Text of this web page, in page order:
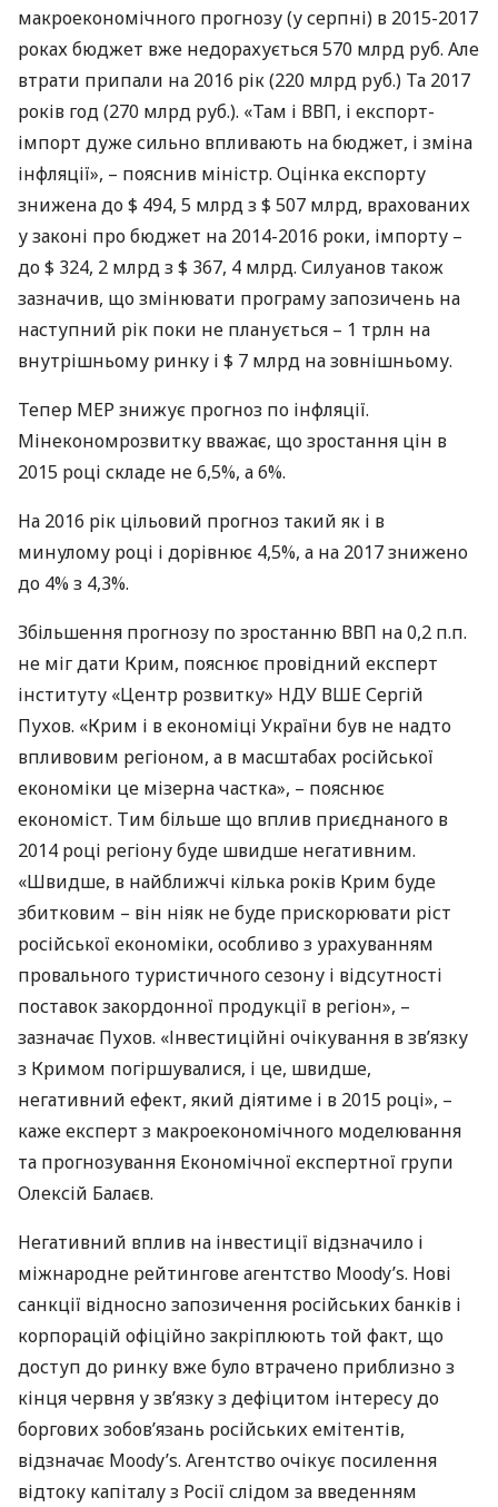
макроекономічного прогнозу (у серпні) в 2015-2017
роках бюджет вже недорахується 570 млрд руб. Але
втрати припали на 2016 рік (220 млрд руб.) Та 2017
років год (270 млрд руб.). «Там і ВВП, і експорт-
імпорт дуже сильно впливають на бюджет, і зміна
інфляції», – пояснив міністр. Оцінка експорту
знижена до $ 494, 5 млрд з $ 507 млрд, врахованих
у законі про бюджет на 2014-2016 роки, імпорту –
до $ 324, 2 млрд з $ 367, 4 млрд. Силуанов також
зазначив, що змінювати програму запозичень на
наступний рік поки не планується – 1 трлн на
внутрішньому ринку і $ 7 млрд на зовнішньому.
Тепер МЕРзнижує прогноз по інфляції.
Мінекономрозвитку вважає, що зростання цін в
2015 році складе не 6,5%, а 6%.
На 2016 рік цільовий прогноз такий як і в
минулому році і дорівнює 4,5%, а на 2017 знижено
до 4% з 4,3%.
Збільшення прогнозу по зростанню ВВП на 0,2 п.п.
не міг дати Крим, пояснює провідний експерт
інституту «Центр розвитку» НДУ ВШЕСергій
Пухов. «Крим і в економіці України був не надто
впливовим регіоном, а в масштабах російської
економіки це мізерна частка», – пояснює
економіст. Тим більше що вплив приєднаного в
2014 році регіону буде швидше негативним.
«Швидше, в найближчі кілька років Крим буде
збитковим – він ніяк не буде прискорювати ріст
російської економіки, особливо з урахуванням
провального туристичного сезону і відсутності
поставок закордонної продукції в регіон», –
зазначає Пухов. «Інвестиційні очікування в зв’язку
з Кримом погіршувалися, і це, швидше,
негативний ефект, який діятиме і в 2015 році», –
каже експерт з макроекономічного моделювання
та прогнозування Економічної експертної групи
Олексій Балаєв.
Негативний вплив на інвестиції відзначило і
міжнародне рейтингове агентство Moody’s. Нові
санкції відносно запозичення російських банків і
корпорацій офіційно закріплюють той факт, що
доступ до ринку вже було втрачено приблизно з
кінця червня у зв’язку з дефіцитом інтересу до
боргових зобов’язань російських емітентів,
відзначає Moody’s. Агентство очікує посилення
відтоку капіталу з Росії слідом за введенням